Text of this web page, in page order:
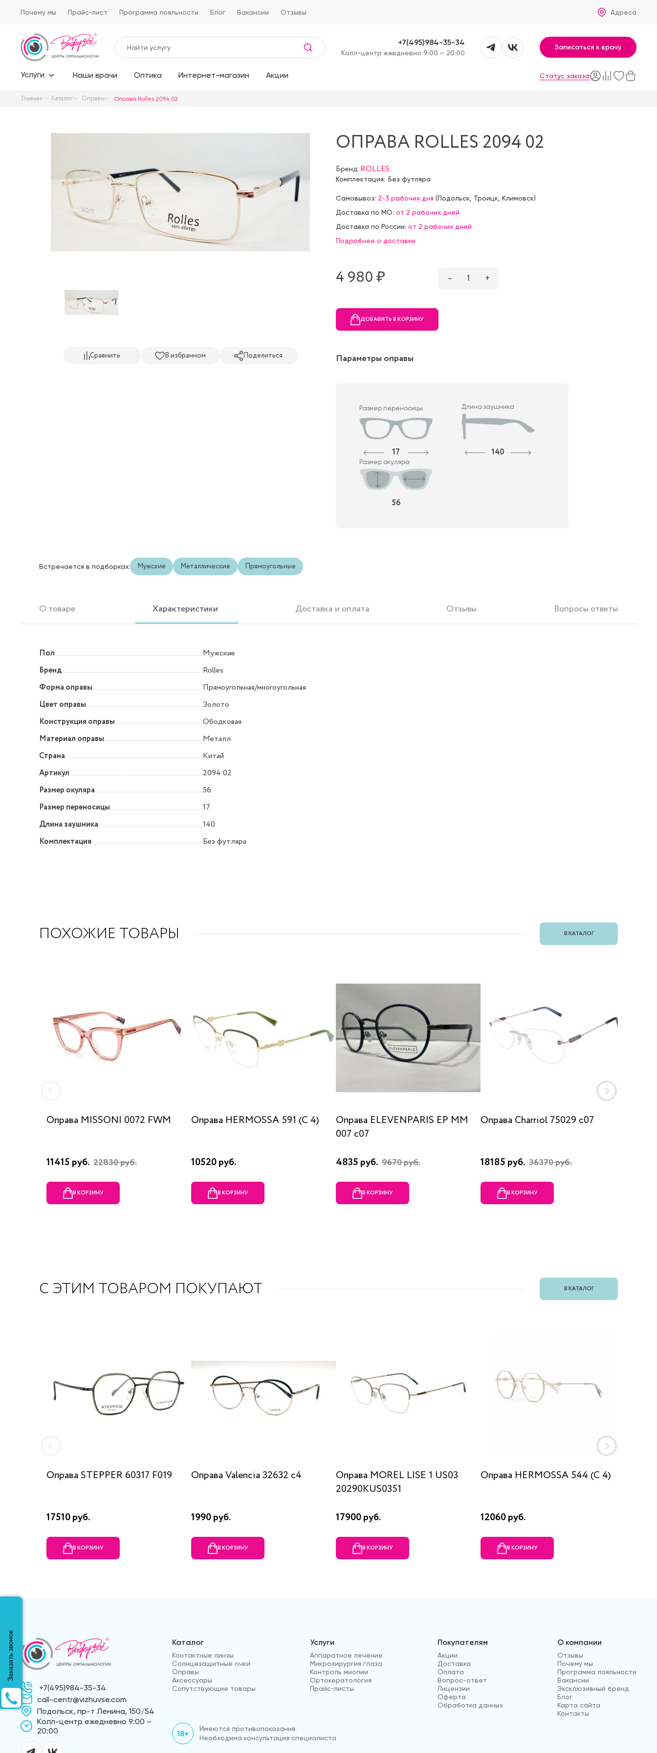
Почему мы Прайс-лист Программа лояльности Блог Вакансии Отзывы Адреса
+7(495)984-35-34
Kолл-центр ежедневно 9:00 – 20:00
Записаться к врачу
Услуги Наши врачи Оптика Интернет-магазин Акции Статус заказа
Главная Каталог Оправы Оправа Rolles 2094 02
Сравнить В избранном Поделиться
ОПРАВА ROLLES 2094 02
Бренд:ROLLES
Комплектация: Без футляра
Самовывоз: 2-3 рабочих дня (Подольск, Троицк, Климовск)
Доставка по МО: от 2 рабочих дней
Доставка по России: от 2 рабочих дней
Подробнее о доставке
4 980 ₷ – 1 +
ДОБАВИТЬ В КОРЗИНУ
Параметры оправы
Размер переносицы
17
Длина заушника
140
Размер окуляра
56
Встречается в подборках: Мужские Металлические Прямоугольные
О товаре Характеристики Доставка и оплата Отзывы Вопросы ответы
Пол
Мужские
Бренд
Rolles
Форма оправы
Прямоугольная/многоугольная
Цвет оправы
Золото
Конструкция оправы
Ободковая
Материал оправы
Металл
Страна
Китай
Артикул
2094 02
Размер окуляра
56
Размер переносицы
17
Длина заушника
140
Комплектация
Без футляра
ПОХОЖИЕ ТОВАРЫ В КАТАЛОГ
Оправа MISSONI 0072 FWM
11415 руб. 22830 руб.
В КОРЗИНУ
Оправа HERMOSSA 591 (C 4)
10520 руб.
В КОРЗИНУ
Оправа ELEVENPARIS EP MM
007 c07
4835 руб. 9670 руб.
В КОРЗИНУ
Оправа Charriol 75029 c07
18185 руб. 36370 руб.
В КОРЗИНУ
С ЭТИМ ТОВАРОМ ПОКУПАЮТ В КАТАЛОГ
Оправа STEPPER 60317 F019
17510 руб.
В КОРЗИНУ
Оправа Valencia 32632 c4
1990 руб.
В КОРЗИНУ
Оправа MOREL LISE 1 US03
20290KUS0351
17900 руб.
В КОРЗИНУ
Оправа HERMOSSA 544 (C 4)
12060 руб.
В КОРЗИНУ
+7(495)984-35-34
call-centr@vizhuvse.com
Подольск, пр-т Ленина, 150/54
Kолл-центр ежедневно 9:00 –
20:00
Каталог
Контактные линзы
Солнцезащитные очки
Оправы
Аксессуары
Сопутствующие товары
Услуги
Аппаратное лечение
Микрохирургия глаза
Контроль миопии
Ортокератология
Прайс-листы
Покупателям
Акции
Доставка
Оплата
Вопрос-ответ
Лицензии
Оферта
Обработка данных
О компании
Отзывы
Почему мы
Программа лояльности
Вакансии
Эксклюзивный бренд
Блог
Карта сайта
Контакты
18+
Имеются противопоказания.
Необходима консультация специалиста
Заказать звонок